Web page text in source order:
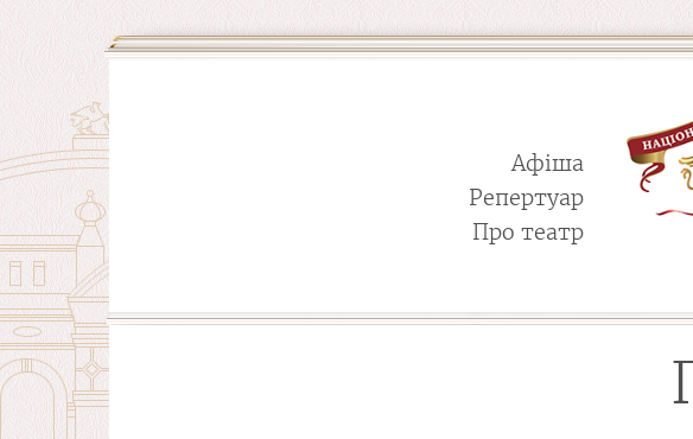
Афіша
Репертуар
Про театр